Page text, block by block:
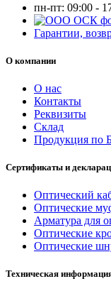
пн-пт: 09:00 -
Гарантии,
О компании
О нас
Контакты
Реквизиты
Склад
Продукция по
Сертификаты и
Оптический
Оптические
Арматура для
Оптические
Оптические
Техническая